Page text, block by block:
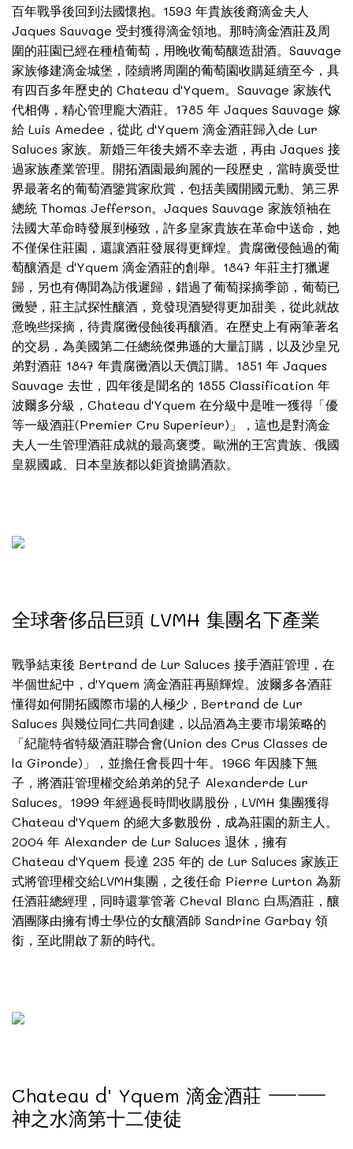
百年戰爭後回到法國懷抱。1593 年貴族後裔滴金夫人
Jaques Sauvage 受封獲得滴金領地。那時滴金酒莊及周
圍的莊園已經在種植葡萄，用晚收葡萄釀造甜酒。Sauvage
家族修建滴金城堡，陸續將周圍的葡萄園收購延續至今，具
有四百多年歷史的 Chateau d'Yquem。Sauvage 家族代
代相傳，精心管理龐大酒莊。1785 年 Jaques Sauvage 嫁
給 Luis Amedee，從此 d'Yquem 滴金酒莊歸入de Lur
Saluces 家族。新婚三年後夫婿不幸去逝，再由 Jaques 接
過家族產業管理。開拓酒園最絢麗的一段歷史，當時廣受世
界最著名的葡萄酒鑒賞家欣賞，包括美國開國元勳、第三界
總統 Thomas Jefferson。Jaques Sauvage 家族領袖在
法國大革命時發展到極致，許多皇家貴族在革命中送命，她
不僅保住莊園，還讓酒莊發展得更輝煌。貴腐黴侵蝕過的葡
萄釀酒是 d'Yquem 滴金酒莊的創舉。1847 年莊主打獵遲
歸，另也有傳聞為訪俄遲歸，錯過了葡萄採摘季節，葡萄已
黴變，莊主試探性釀酒，竟發現酒變得更加甜美，從此就故
意晚些採摘，待貴腐黴侵蝕後再釀酒。在歷史上有兩筆著名
的交易，為美國第二任總統傑弗遜的大量訂購，以及沙皇兄
弟對酒莊 1847 年貴腐黴酒以天價訂購。1851 年 Jaques
Sauvage 去世，四年後是聞名的 1855 Classification 年
波爾多分級，Chateau d'Yquem 在分級中是唯一獲得「優
等一級酒莊(Premier Cru Superieur)」，這也是對滴金
夫人一生管理酒莊成就的最高褒獎。歐洲的王宮貴族、俄國
皇親國戚、日本皇族都以鉅資搶購酒款。
全球奢侈品巨頭 LVMH 集團名下產業
戰爭結束後 Bertrand de Lur Saluces 接手酒莊管理，在
半個世紀中，d'Yquem 滴金酒莊再顯輝煌。波爾多各酒莊
懂得如何開拓國際市場的人極少，Bertrand de Lur
Saluces 與幾位同仁共同創建，以品酒為主要市場策略的
「紀龍特省特級酒莊聯合會(Union des Crus Classes de
la Gironde)」，並擔任會長四十年。1966 年因膝下無
子，將酒莊管理權交給弟弟的兒子 Alexanderde Lur
Saluces。1999 年經過長時間收購股份，LVMH 集團獲得
Chateau d'Yquem 的絕大多數股份，成為莊園的新主人。
2004 年 Alexander de Lur Saluces 退休，擁有
Chateau d'Yquem 長達 235 年的 de Lur Saluces 家族正
式將管理權交給LVMH集團，之後任命 Pierre Lurton 為新
任酒莊總經理，同時還掌管著 Cheval Blanc 白馬酒莊，釀
酒團隊由擁有博士學位的女釀酒師 Sandrine Garbay 領
銜，至此開啟了新的時代。
Chateau d' Yquem 滴金酒莊 ——
神之水滴第十二使徒